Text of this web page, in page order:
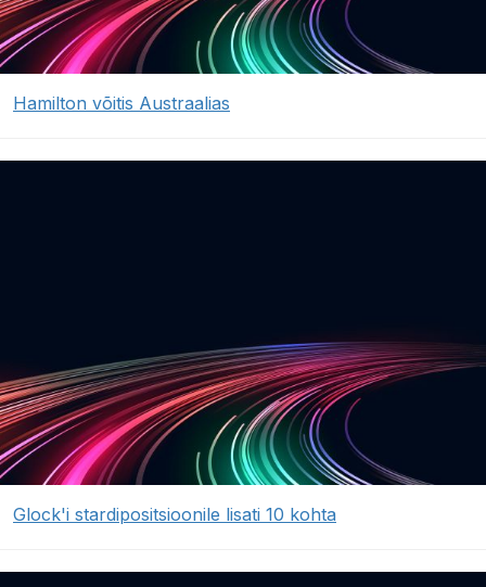
Hamilton võitis Austraalias
Glock'i stardipositsioonile lisati 10 kohta